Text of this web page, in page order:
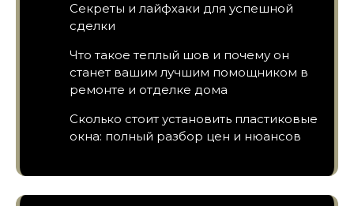
Секреты и лайфхаки для успешной
сделки
Что такое теплый шов и почему он
станет вашим лучшим помощником в
ремонте и отделке дома
Сколько стоит установить пластиковые
окна: полный разбор цен и нюансов